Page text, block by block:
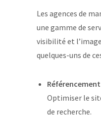
Les agences de
une gamme de
visibilité et
quelques-uns de
Optimiser le
de recherche.